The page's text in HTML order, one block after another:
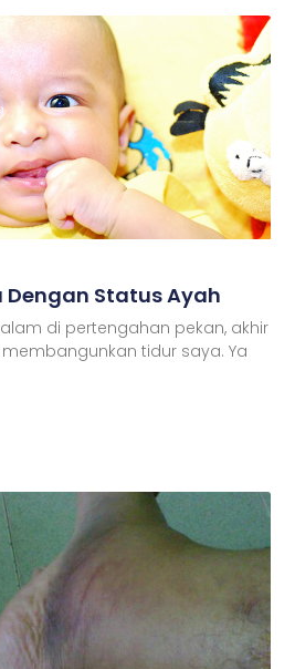
Dengan Status Ayah
di pertengahan pekan, akhir
membangunkan tidur saya. Ya